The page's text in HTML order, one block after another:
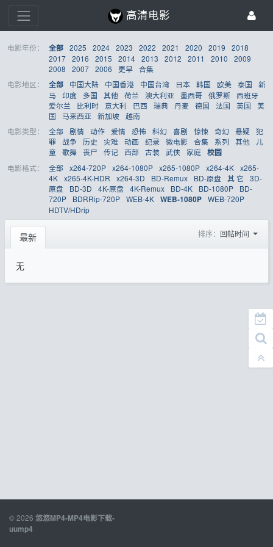
高清电影
电影年份： 全部 2025 2024 2023 2022 2021 2020 2019
2018
2017 2016 2015 2014 2013 2012 2011 2010
2009
2008
2007 2006 更早 合集
电影地区：
全部 中国大陆 中国香港 中国台湾 日本 韩国 欧美 泰国
新
马
印度 多国 其他 荷兰 澳大利亚 墨西哥 俄罗斯 西班牙
爱尔兰
比利时 意大利 巴西 瑞典 丹麦 德国 法国 英国
美
国
马来西亚 新加坡 越南
电影类型：
全部 剧情 动作 爱情 恐怖 科幻 喜剧 惊悚 奇幻 悬疑 犯
罪
战争 历史 灾难 动画 纪录 微电影 合集 系列 其他
儿
童 歌舞 丧尸 传记 西部 古装 武侠 家庭 校园
电影格式：
全部 x264-720P x264-1080P x265-1080P x264-4K x265-
4K x265-4K-HDR x264-3D BD-Remux BD-原盘 其 它
3D-
原盘
BD-3D 4K-原盘 4K-Remux BD-4K BD-1080P
BD-
720P
BDRRip-720P WEB-4K WEB-1080P WEB-720P
HDTV/HDrip
最新 排序： 回帖时间
无
© 2026 悠悠MP4-MP4电影下载-
uump4